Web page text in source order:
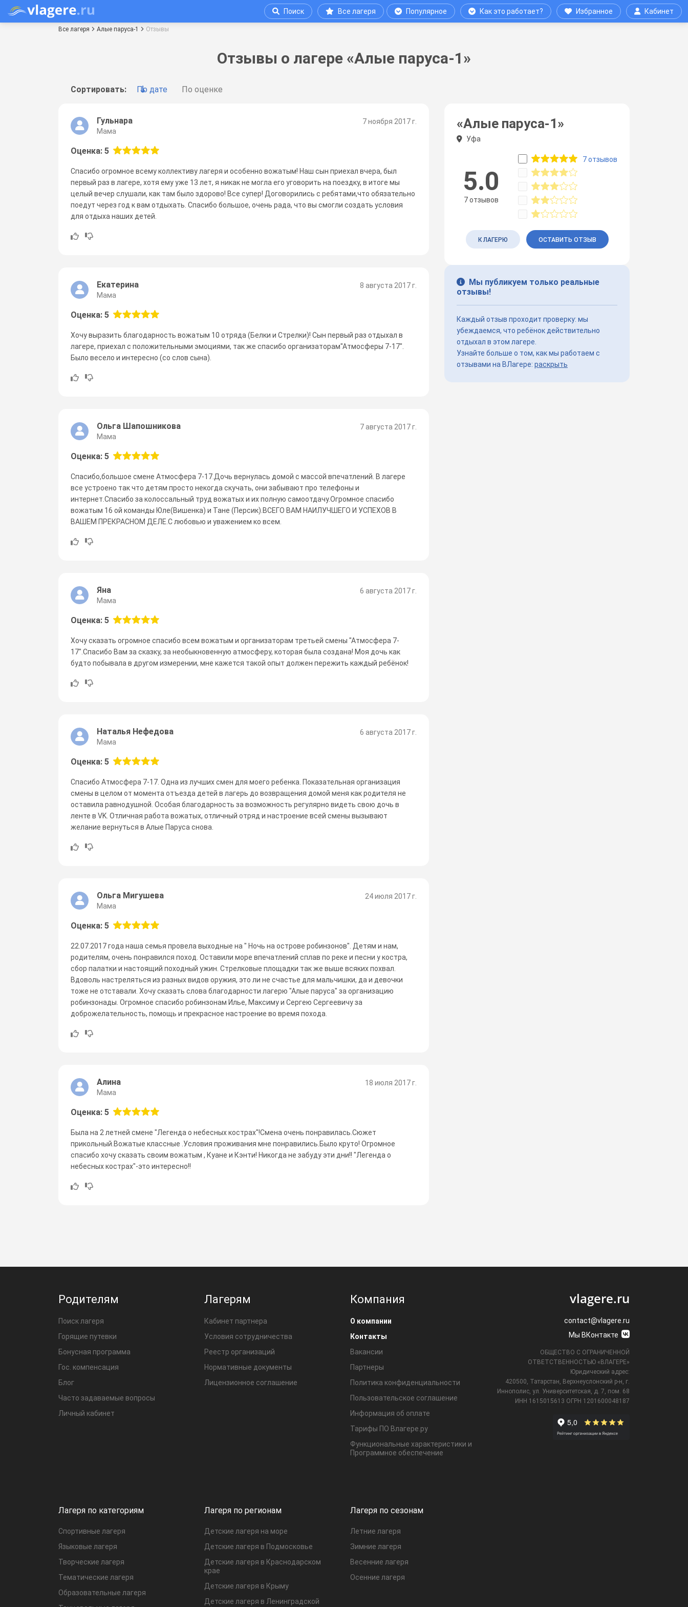
Поиск Все лагеря Популярное Как это работает? Избранное Кабинет
Все лагеря Алые паруса-1 Отзывы
Отзывы о лагере «Алые паруса-1»
Сортировать: По дате По оценке
7 ноября 2017 г.
Гульнара
Мама
Оценка: 5
Спасибо огромное всему коллективу лагеря и особенно вожатым! Наш сын приехал вчера, был
первый раз в лагере, хотя ему уже 13 лет, я никак не могла его уговорить на поездку, в итоге мы
целый вечер слушали, как там было здорово! Все супер! Договорились с ребятами,что обязательно
поедут через год к вам отдыхать. Спасибо большое, очень рада, что вы смогли создать условия
для отдыха наших детей.
8 августа 2017 г.
Екатерина
Мама
Оценка: 5
Хочу выразить благодарность вожатым 10 отряда (Белки и Стрелки)! Сын первый раз отдыхал в
лагере, приехал с положительными эмоциями, так же спасибо организаторам"Атмосферы 7-17".
Было весело и интересно (со слов сына).
7 августа 2017 г.
Ольга Шапошникова
Мама
Оценка: 5
Спасибо,большое смене Атмосфера 7-17.Дочь вернулась домой с массой впечатлений. В лагере
все устроено так что детям просто некогда скучать, они забывают про телефоны и
интернет.Спасибо за колоссальный труд вожатых и их полную самоотдачу.Огромное спасибо
вожатым 16 ой команды Юле(Вишенка) и Тане (Персик).ВСЕГО ВАМ НАИЛУЧШЕГО И УСПЕХОВ В
ВАШЕМ ПРЕКРАСНОМ ДЕЛЕ.С любовью и уважением ко всем.
6 августа 2017 г.
Яна
Мама
Оценка: 5
Хочу сказать огромное спасибо всем вожатым и организаторам третьей смены "Атмосфера 7-
17".Спасибо Вам за сказку, за необыкновенную атмосферу, которая была создана! Моя дочь как
будто побывала в другом измерении, мне кажется такой опыт должен пережить каждый ребёнок!
6 августа 2017 г.
Наталья Нефедова
Мама
Оценка: 5
Спасибо Атмосфера 7-17. Одна из лучших смен для моего ребенка. Показательная организация
смены в целом от момента отъезда детей в лагерь до возвращения домой меня как родителя не
оставила равнодушной. Особая благодарность за возможность регулярно видеть свою дочь в
ленте в VK. Отличная работа вожатых, отличный отряд и настроение всей смены вызывают
желание вернуться в Алые Паруса снова.
24 июля 2017 г.
Ольга Мигушева
Мама
Оценка: 5
22.07.2017 года наша семья провела выходные на " Ночь на острове робинзонов". Детям и нам,
родителям, очень понравился поход. Оставили море впечатлений сплав по реке и песни у костра,
сбор палатки и настоящий походный ужин. Стрелковые площадки так же выше всяких похвал.
Вдоволь настреляться из разных видов оружия, это ли не счастье для мальчишки, да и девочки
тоже не отставали. Хочу сказать слова благодарности лагерю "Алые паруса" за организацию
робинзонады. Огромное спасибо робинзонам Илье, Максиму и Сергею Сергеевичу за
доброжелательность, помощь и прекрасное настроение во время похода.
18 июля 2017 г.
Алина
Мама
Оценка: 5
Была на 2 летней смене "Легенда о небесных кострах"!Смена очень понравилась.Сюжет
прикольный.Вожатые классные .Условия проживания мне понравились.Было круто! Огромное
спасибо хочу сказать своим вожатым , Куане и Кэнти! Никогда не забуду эти дни!! "Легенда о
небесных кострах"-это интересно!!
«Алые паруса-1»
Уфа
5.0
7 отзывов
7 отзывов
К ЛАГЕРЮ ОСТАВИТЬ ОТЗЫВ
Мы публикуем только реальные
отзывы!
Каждый отзыв проходит проверку: мы
убеждаемся, что ребёнок действительно
отдыхал в этом лагере.
Узнайте больше о том, как мы работаем с
отзывами на ВЛагере: раскрыть
Родителям
Поиск лагеря
Горящие путевки
Бонусная программа
Гос. компенсация
Блог
Часто задаваемые вопросы
Личный кабинет
Лагерям
Кабинет партнера
Условия сотрудничества
Реестр организаций
Нормативные документы
Лицензионное соглашение
Компания
О компании
Контакты
Вакансии
Партнеры
Политика конфиденциальности
Пользовательское соглашение
Информация об оплате
Тарифы ПО Влагере.ру
Функциональные характеристики и
Программное обеспечение
Лагеря по категориям
Спортивные лагеря
Языковые лагеря
Творческие лагеря
Тематические лагеря
Образовательные лагеря
Лагеря по регионам
Детские лагеря на море
Детские лагеря в Подмосковье
Детские лагеря в Краснодарском
крае
Детские лагеря в Крыму
Детские лагеря в Ленинградской
Лагеря по сезонам
Летние лагеря
Зимние лагеря
Весенние лагеря
Осенние лагеря
vlagere.ru
contact@vlagere.ru
Мы ВКонтакте
ОБЩЕСТВО С ОГРАНИЧЕННОЙ
ОТВЕТСТВЕННОСТЬЮ «ВЛАГЕРЕ»
Юридический адрес:
420500, Татарстан, Верхнеуслонский р-н, г.
Иннополис, ул. Университетская,
д. 7, пом. 68
ИНН 1615015613 ОГРН 1201600048187